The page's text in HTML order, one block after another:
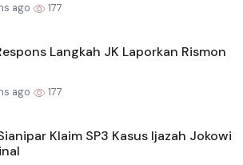
ago 177
Langkah JK Laporkan Rismon
ago 177
Klaim SP3 Kasus Ijazah Jokowi